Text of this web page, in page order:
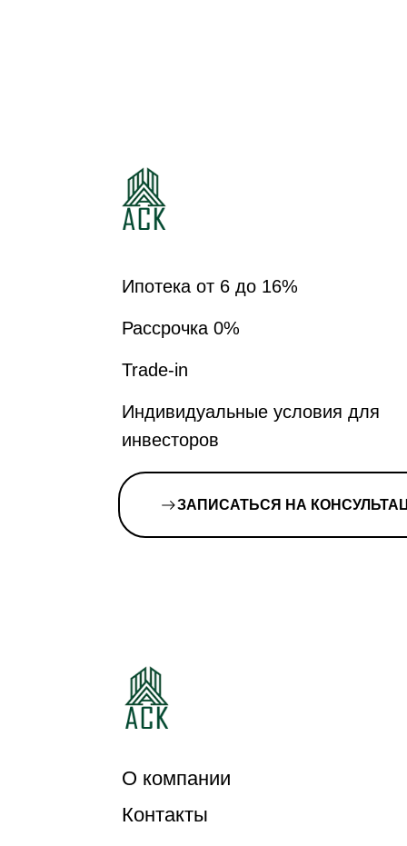
ЖИЛОЙ КВАРТАЛ
ШКОЛЬНЫЙ
Ипотека от 6 до 16%
Рассрочка 0%
Индивидуальные условия для
инвесторов
Trade-in
ЗАПИСАТЬСЯ НА
О компании
Контакты